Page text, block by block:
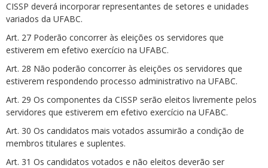
CISSP deverá incorporar representantes de setores e unidades
variados da UFABC.
Art. 27 Poderão concorrer às eleições os servidores que
estiverem em efetivo exercício na UFABC.
Art. 28 Não poderão concorrer às eleições os servidores que
estiverem respondendo processo administrativo na UFABC.
Art. 29 Os componentes da CISSP serão eleitos livremente pelos
servidores que estiverem em efetivo exercício na UFABC.
Art. 30 Os candidatos mais votados assumirão a condição de
membros titulares e suplentes.
Art. 31 Os candidatos votados e não eleitos deverão ser